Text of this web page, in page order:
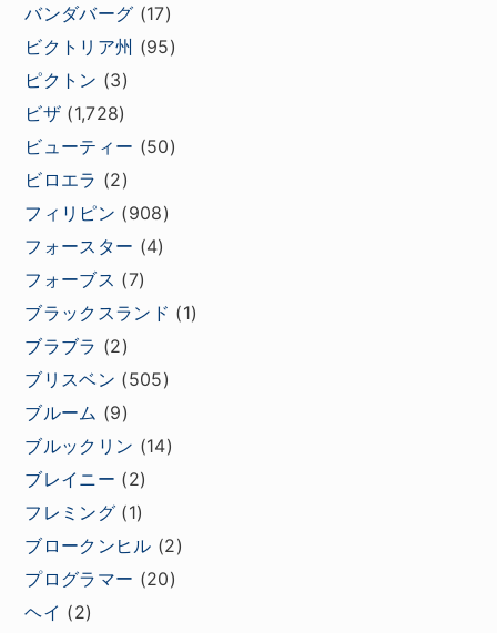
バンダバーグ (17)
ビクトリア州 (95)
ピクトン (3)
ビザ (1,728)
ビューティー (50)
ビロエラ (2)
フィリピン (908)
フォースター (4)
フォーブス (7)
ブラックスランド (1)
ブラブラ (2)
ブリスベン (505)
ブルーム (9)
ブルックリン (14)
ブレイニー (2)
フレミング (1)
ブロークンヒル (2)
プログラマー (20)
ヘイ (2)